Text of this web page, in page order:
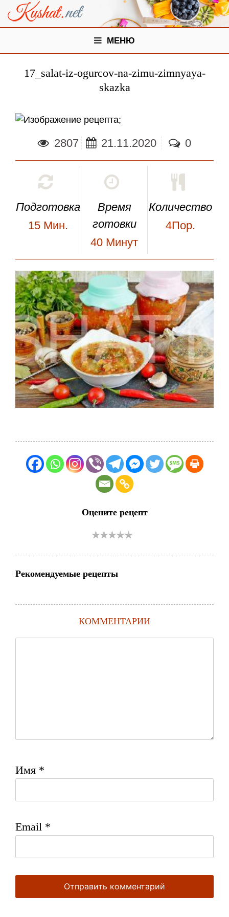
МЕНЮ
17_salat-iz-ogurcov-na-zimu-zimnyaya-
skazka
;
2807 21.11.2020 0
Подготовка
15 Мин.
Время
готовки
40 Минут
Количество
4Пор.
Оцените рецепт
Рекомендуемые рецепты
КОММЕНТАРИИ
Имя *
Email *